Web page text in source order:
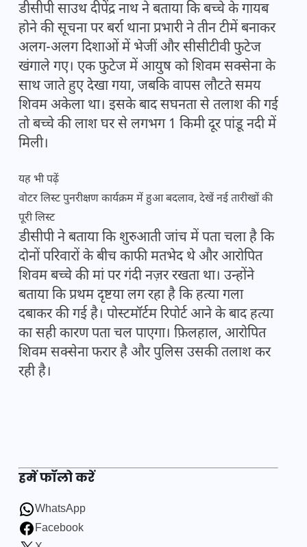
डीसीपी साउथ दीपेंद्र नाथ ने बताया कि बच्चे के गायब
होने की सूचना पर बर्रा थाना प्रभारी ने तीन टीमें बनाकर
अलग-अलग दिशाओं में भेजीं और सीसीटीवी फुटेज
खंगाले गए। एक फुटेज में आयुष को शिवम सक्सेना के
साथ जाते हुए देखा गया, जबकि वापस लौटते समय
शिवम अकेला था। इसके बाद सघनता से तलाश की गई
तो बच्चे की लाश घर से लगभग 1 किमी दूर पांडू नदी में
मिली।
यह भी पढ़ें
वोटर लिस्ट पुनरीक्षण कार्यक्रम में हुआ बदलाव, देखें नई तारीखों की
पूरी लिस्ट
डीसीपी ने बताया कि शुरुआती जांच में पता चला है कि
दोनों परिवारों के बीच काफी मतभेद थे और आरोपित
शिवम बच्चे की मां पर गंदी नज़र रखता था। उन्होंने
बताया कि प्रथम दृष्टया लग रहा है कि हत्या गला
दबाकर की गई है। पोस्टमॉर्टम रिपोर्ट आने के बाद हत्या
का सही कारण पता चल पाएगा। फ़िलहाल, आरोपित
शिवम सक्सेना फरार है और पुलिस उसकी तलाश कर
रही है।
हमें फॉलो करें
WhatsApp
Facebook